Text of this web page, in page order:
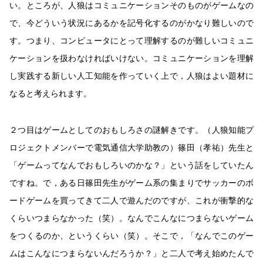
い。ところが、人狼はコミュニケーションそのものがゲームなの
で、今どういう状況にあるかを記号化するのがかなり難しいので
す。つまり、コンピュータにとって理解するのが難しいコミュニ
ケーションを扱わなければいけない。コミュニケーションを理解
し実践する新しい人工知能を作っていく上で，人狼はよい題材に
なると考えられます。
２つ目はゲームとしてのおもしろさの謎解きです。（人狼知能プ
ロジェクトメンバーで電気通信大学助教の）篠田（孝祐）先生と
「ゲームってなんでおもしろいのかな？」という話をしていたん
ですね。で，ある日篠田先生がゲーム系の集まりでサッカーのボ
ードゲームを買ってきて二人で遊んだのですが、これが衝撃的な
くらいつまらなかった（笑）。なんでこんなにつまらないゲーム
をつくるのか、というくらい（笑）。そこで，「なんでこのゲー
ムはこんなにつまらないんだろうか？」と二人で考え始めたんで